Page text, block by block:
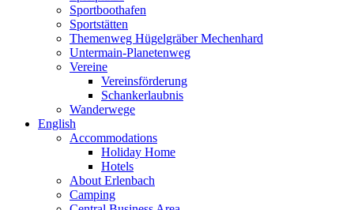
Sportboothafen
Sportstätten
Themenweg Hügelgräber Mechenhard
Untermain-Planetenweg
Vereine
Vereinsförderung
Schankerlaubnis
Wanderwege
English
Accommodations
Holiday Home
Hotels
About Erlenbach
Camping